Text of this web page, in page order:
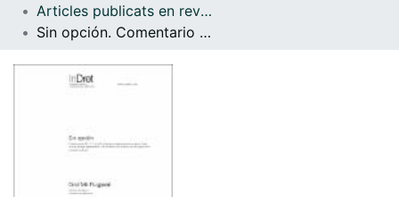
Articles publicats en revistes (Dret Administratiu, Dret Processal i Dret Financer i Tributari)
Sin opción. Comentario a la STS, 1ª, 17.2.2006, por la que se niega el derecho de opción de las víctimas de exigir responsabilidad civil a los funcionarios públicos ante los órganos de la jurisdicción ordinaria